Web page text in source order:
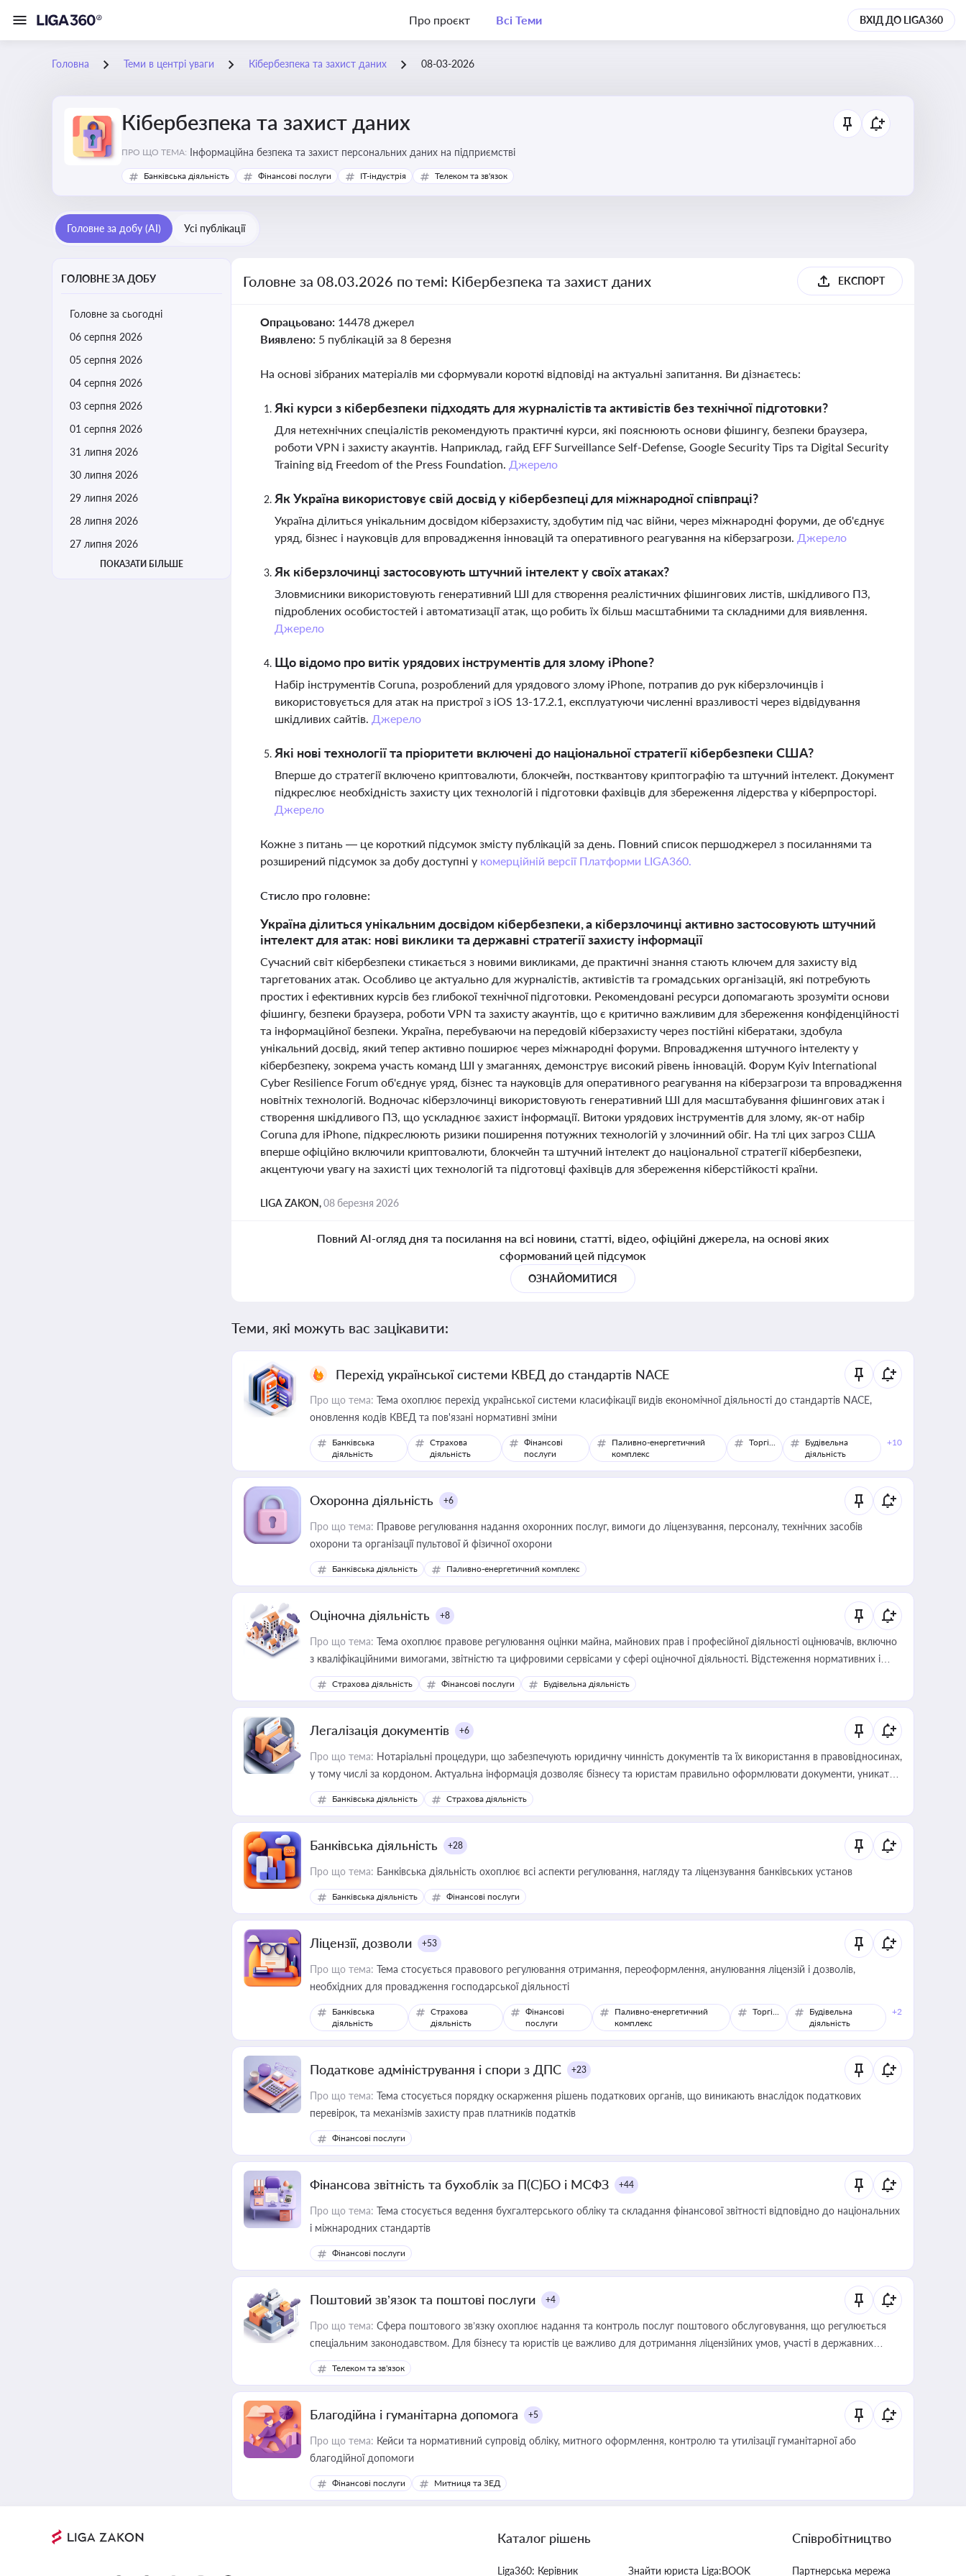
Про проєкт Всі Теми ВХІД ДО LIGA360
Головна Теми в центрі уваги Кібербезпека та захист даних 08-03-2026
Кібербезпека та захист даних
ПРО ЩО ТЕМА: Інформаційна безпека та захист персональних даних на підприємстві
Банківська діяльність Фінансові послуги IT-індустрія Телеком та зв'язок
Головне за добу (AI) Усі публікації
ГОЛОВНЕ ЗА ДОБУ
Головне за сьогодні
06 серпня 2026
05 серпня 2026
04 серпня 2026
03 серпня 2026
01 серпня 2026
31 липня 2026
30 липня 2026
29 липня 2026
28 липня 2026
27 липня 2026
ПОКАЗАТИ БІЛЬШЕ
Головне за 08.03.2026 по темі: Кібербезпека та захист даних ЕКСПОРТ
Опрацьовано: 14478 джерел
Виявлено: 5 публікацій за 8 березня
На основі зібраних матеріалів ми сформували короткі відповіді на актуальні запитання. Ви дізнаєтесь:
Які курси з кібербезпеки підходять для журналістів та активістів без технічної підготовки?
Для нетехнічних спеціалістів рекомендують практичні курси, які пояснюють основи фішингу, безпеки браузера,
роботи VPN і захисту акаунтів. Наприклад, гайд EFF Surveillance Self-Defense, Google Security Tips та Digital Security
Training від Freedom of the Press Foundation. Джерело
Як Україна використовує свій досвід у кібербезпеці для міжнародної співпраці?
Україна ділиться унікальним досвідом кіберзахисту, здобутим під час війни, через міжнародні форуми, де об'єднує
уряд, бізнес і науковців для впровадження інновацій та оперативного реагування на кіберзагрози. Джерело
Як кіберзлочинці застосовують штучний інтелект у своїх атаках?
Зловмисники використовують генеративний ШІ для створення реалістичних фішингових листів, шкідливого ПЗ,
підроблених особистостей і автоматизації атак, що робить їх більш масштабними та складними для виявлення.
Джерело
Що відомо про витік урядових інструментів для злому iPhone?
Набір інструментів Coruna, розроблений для урядового злому iPhone, потрапив до рук кіберзлочинців і
використовується для атак на пристрої з iOS 13-17.2.1, експлуатуючи численні вразливості через відвідування
шкідливих сайтів. Джерело
Які нові технології та пріоритети включені до національної стратегії кібербезпеки США?
Вперше до стратегії включено криптовалюти, блокчейн, постквантову криптографію та штучний інтелект. Документ
підкреслює необхідність захисту цих технологій і підготовки фахівців для збереження лідерства у кіберпросторі.
Джерело
Кожне з питань — це короткий підсумок змісту публікацій за день. Повний список першоджерел з посиланнями та
розширений підсумок за добу доступні у комерційній версії Платформи LIGA360.
Стисло про головне:
Україна ділиться унікальним досвідом кібербезпеки, а кіберзлочинці активно застосовують штучний
інтелект для атак: нові виклики та державні стратегії захисту інформації
Сучасний світ кібербезпеки стикається з новими викликами, де практичні знання стають ключем для захисту від
таргетованих атак. Особливо це актуально для журналістів, активістів та громадських організацій, які потребують
простих і ефективних курсів без глибокої технічної підготовки. Рекомендовані ресурси допомагають зрозуміти основи
фішингу, безпеки браузера, роботи VPN та захисту акаунтів, що є критично важливим для збереження конфіденційності
та інформаційної безпеки. Україна, перебуваючи на передовій кіберзахисту через постійні кібератаки, здобула
унікальний досвід, який тепер активно поширює через міжнародні форуми. Впровадження штучного інтелекту у
кібербезпеку, зокрема участь команд ШІ у змаганнях, демонструє високий рівень інновацій. Форум Kyiv International
Cyber Resilience Forum об'єднує уряд, бізнес та науковців для оперативного реагування на кіберзагрози та впровадження
новітніх технологій. Водночас кіберзлочинці використовують генеративний ШІ для масштабування фішингових атак і
створення шкідливого ПЗ, що ускладнює захист інформації. Витоки урядових інструментів для злому, як-от набір
Coruna для iPhone, підкреслюють ризики поширення потужних технологій у злочинний обіг. На тлі цих загроз США
вперше офіційно включили криптовалюти, блокчейн та штучний інтелект до національної стратегії кібербезпеки,
акцентуючи увагу на захисті цих технологій та підготовці фахівців для збереження кіберстійкості країни.
LIGA ZAKON,08 березня 2026
Повний AI-огляд дня та посилання на всі новини, статті, відео, офіційні джерела, на основі яких
сформований цей підсумок
ОЗНАЙОМИТИСЯ
Теми, які можуть вас зацікавити:
Перехід української системи КВЕД до стандартів NACE
Про що тема: Тема охоплює перехід української системи класифікації видів економічної діяльності до стандартів NACE,
оновлення кодів КВЕД та пов'язані нормативні зміни
Банківська
діяльність
Страхова
діяльність
Фінансові
послуги
Паливно-енергетичний
комплекс
Торгівля
Будівельна
діяльність
+10
Охоронна діяльність +6
Про що тема: Правове регулювання надання охоронних послуг, вимоги до ліцензування, персоналу, технічних засобів
охорони та організації пультової й фізичної охорони
Банківська діяльність Паливно-енергетичний комплекс
Оціночна діяльність +8
Про що тема: Тема охоплює правове регулювання оцінки майна, майнових прав і професійної діяльності оцінювачів, включно
з кваліфікаційними вимогами, звітністю та цифровими сервісами у сфері оціночної діяльності. Відстеження нормативних і
медійних змін у цій сфері корисне для власника бізнесу, керівника, юриста або бухгалтера під час оподаткування,
приватизації, оренди державного майна, корпоративних угод і перевірки статусу суб'єктів оціночної діяльності
Страхова діяльність Фінансові послуги Будівельна діяльність
Легалізація документів +6
Про що тема: Нотаріальні процедури, що забезпечують юридичну чинність документів та їх використання в правовідносинах,
у тому числі за кордоном. Актуальна інформація дозволяє бізнесу та юристам правильно оформлювати документи, уникати
ризиків недійсності та забезпечувати їх належне прийняття органами влади та контрагентами
Банківська діяльність Страхова діяльність
Банківська діяльність +28
Про що тема: Банківська діяльність охоплює всі аспекти регулювання, нагляду та ліцензування банківських установ
Банківська діяльність Фінансові послуги
Ліцензії, дозволи +53
Про що тема: Тема стосується правового регулювання отримання, переоформлення, анулювання ліцензій і дозволів,
необхідних для провадження господарської діяльності
Банківська
діяльність
Страхова
діяльність
Фінансові
послуги
Паливно-енергетичний
комплекс
Торгівля
Будівельна
діяльність
+2
Податкове адміністрування і спори з ДПС +23
Про що тема: Тема стосується порядку оскарження рішень податкових органів, що виникають внаслідок податкових
перевірок, та механізмів захисту прав платників податків
Фінансові послуги
Фінансова звітність та бухоблік за П(С)БО і МСФЗ +44
Про що тема: Тема стосується ведення бухгалтерського обліку та складання фінансової звітності відповідно до національних
і міжнародних стандартів
Фінансові послуги
Поштовий зв’язок та поштові послуги +4
Про що тема: Сфера поштового зв’язку охоплює надання та контроль послуг поштового обслуговування, що регулюється
спеціальним законодавством. Для бізнесу та юристів це важливо для дотримання ліцензійних умов, участі в державних
реєстрах і забезпечення прав споживачів.
Телеком та зв'язок
Благодійна і гуманітарна допомога +5
Про що тема: Кейси та нормативний супровід обліку, митного оформлення, контролю та утилізації гуманітарної або
благодійної допомоги
Фінансові послуги Митниця та ЗЕД
Каталог рішень
Liga360: Керівник Знайти юриста Liga:BOOK
Співробітництво
Партнерська мережа